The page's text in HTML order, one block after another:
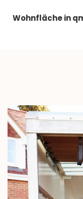
Wohnfläche in